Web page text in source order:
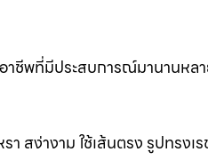
าชีพที่มีประสบการณ์มานานห
สง่างาม ใช้เส้นตรง รูปทรงเ